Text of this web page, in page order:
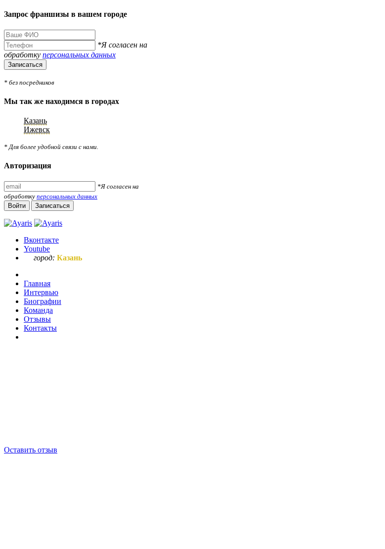
Запрос франшизы в вашем городе
*Я согласен на
обработку персональных данных
Записаться
* без посредников
Мы так же находимся в городах
Казань
Ижевск
* Для более удобной связи с нами.
Авторизация
*Я согласен на
обработку персональных данных
Войти
Записаться
Вконтакте
Youtube
город: Казань
Главная
Интервью
Биографии
Команда
Отзывы
Контакты
Оставить отзыв